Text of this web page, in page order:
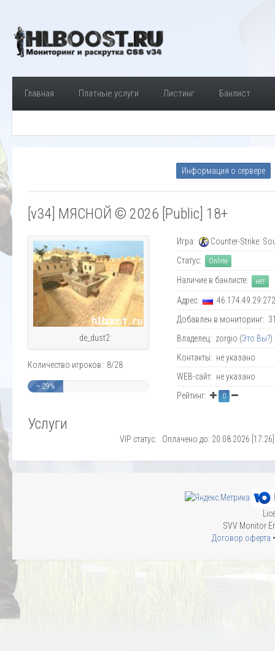
Главная Платные услуги Листинг Банлист
Информация о сервере
[v34] МЯСНОЙ © 2026 [Public] 18+
de_dust2
Количество игроков: 8/28
~ 29%
Игра:
Counter-Strike:
Статус:
Online
Наличие в банлисте: нет
Адрес:
Добавлен в мониторинг:
Владелец: zorgio (Это Вы?)
Контакты: не указано
WEB-сайт: не указано
Рейтинг:
0
Услуги
VIP статус: Оплачено до: 20.08.2026 [17:26]
SVV Monitor
Договор оферта